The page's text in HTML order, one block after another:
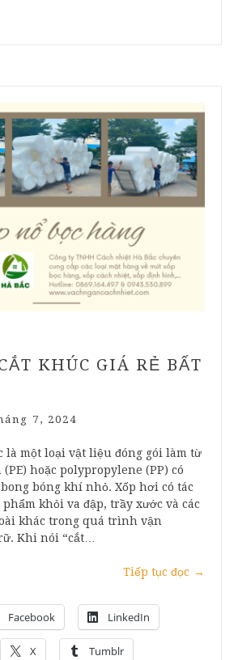
KHÚC GIÁ RẺ BẤT
7, 2024
là một loại vật liệu đóng gói làm từ
hoặc polypropylene (PP) có
bóng khí nhỏ. Xốp hơi có tác
phẩm khỏi va đập, trầy xước và các
khác trong quá trình vận
Khi nói “cắt…
Tiếp tục đọc →
Facebook LinkedIn
X Tumblr